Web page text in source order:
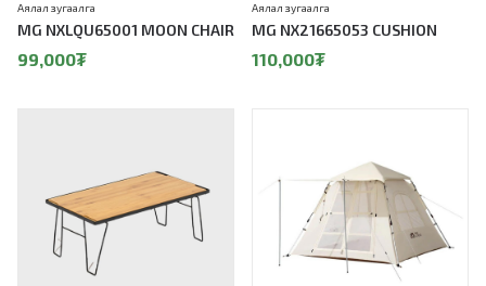
MG NXLQU65001 MOON CHAIR
Аялал зугаалга
99,000₮
MG NX21665053 CUSHION
Аялал зугаалга
110,000₮